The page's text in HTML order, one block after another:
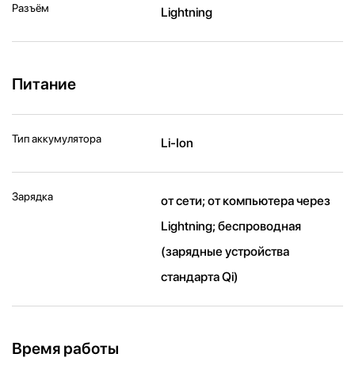
Разъём Lightning
Питание
Тип аккумулятора Li-Ion
Зарядка
от сети; от компьютера через
Lightning; беспроводная
(зарядные устройства
стандарта Qi)
Время работы